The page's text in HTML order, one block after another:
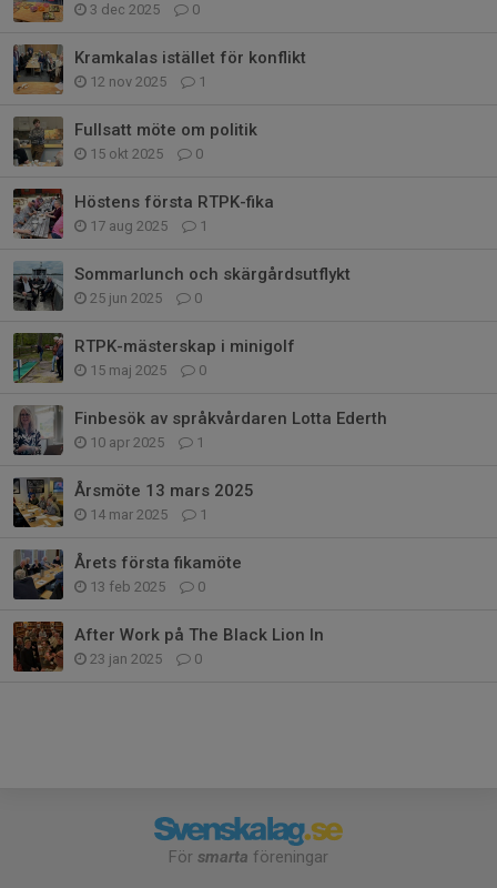
3 dec 2025 0
Kramkalas istället för konflikt
12 nov 2025 1
Fullsatt möte om politik
15 okt 2025 0
Höstens första RTPK-fika
17 aug 2025 1
Sommarlunch och skärgårdsutflykt
25 jun 2025 0
RTPK-mästerskap i minigolf
15 maj 2025 0
Finbesök av språkvårdaren Lotta Ederth
10 apr 2025 1
Årsmöte 13 mars 2025
14 mar 2025 1
Årets första fikamöte
13 feb 2025 0
After Work på The Black Lion In
23 jan 2025 0
För smarta föreningar